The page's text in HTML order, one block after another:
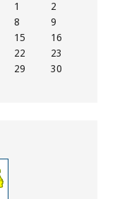
1
2
8
9
15
16
22
23
29
30